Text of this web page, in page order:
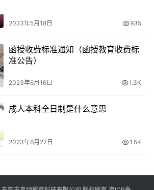
2023年5月18日 935
函授收费标准通知（函授教育收费标
准公告）
2023年6月16日 1.3K
成人本科全日制是什么意思
2023年6月27日 1.5K